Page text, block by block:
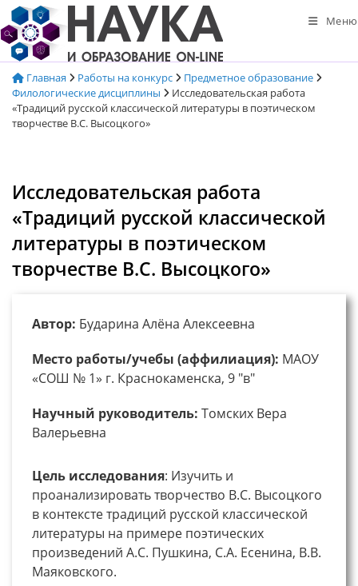
Перейти
к
содержимому
Меню
Главная Работы на конкурс
Предметное образование
Филологические дисциплины
Исследовательская работа
«Традиций русской классической литературы в поэтическом
творчестве В.С. Высоцкого»
Исследовательская работа
«Традиций русской классической
литературы в поэтическом
творчестве В.С. Высоцкого»
Автор: Бударина Алёна Алексеевна
Место работы/учебы (аффилиация): МАОУ
«СОШ № 1» г. Краснокаменска, 9 "в"
Научный руководитель: Томских Вера
Валерьевна
Цель исследования: Изучить и
проанализировать творчество В.С. Высоцкого
в контексте традиций русской классической
литературы на примере поэтических
произведений А.С. Пушкина, С.А. Есенина, В.В.
Маяковского.